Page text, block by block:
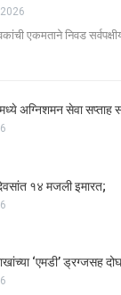
एकमताने निवड
अग्निशमन सेवा सप्ताह
१४ मजली इमारत;
‘एमडी’ ड्रग्जसह